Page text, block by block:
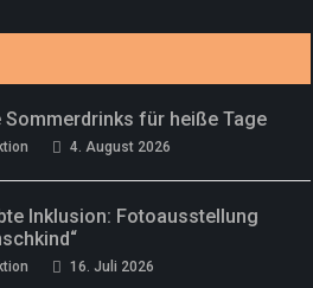
Sommerdrinks für heiße Tage
4. August 2026
Inklusion: Fotoausstellung
16. Juli 2026